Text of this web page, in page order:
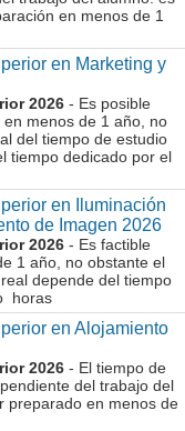
en menos de 1
en Marketing y
2026 - Es posible
menos de 1 año, no
del tiempo de estudio
tiempo dedicado por el
en Iluminación
de Imagen 2026
2026 - Es factible
1 año, no obstante el
depende del tiempo
horas
en Alojamiento
2026 - El tiempo de
del trabajo del
preparado en menos de